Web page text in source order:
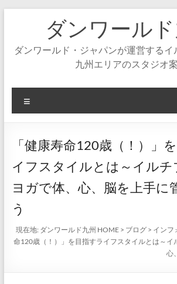
ダンワール
ダンワールド・ジャパンが運営する
九州エリアのスタジオ
ニ
ー
「健康寿命120歳（！）」
イフスタイルとは～イルチ
ヨガで体、心、脳を上手に
う
現在地: ダンワールド九州 HOME > ブログ > インフ
命120歳（！）」を目指すライフスタイルとは～イ
心